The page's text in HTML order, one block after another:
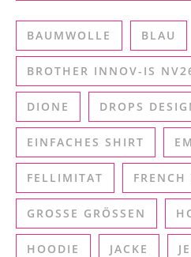
BAUMWOLLE BLAU
BROTHER INNOV-IS
DIONE DROPS
EINFACHES SHIRT
FELLIMITAT FRENCH
GROSSE GRÖSSEN
HOODIE JACKE